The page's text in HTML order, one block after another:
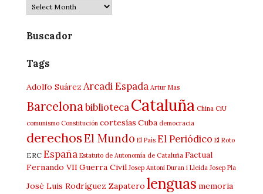
Buscador
Tags
Adolfo Suárez Arcadi Espada Artur Mas
BarcelonabibliotecaCataluña China CiU
comunismo Constitución cortesías Cuba democracia
derechosEl Mundo El País El Periódico El Roto
ERC España Estatuto de Autonomía de Cataluña Factual
Fernando VII Guerra Civil Josep Antoni Duran i Lleida Josep Pla
José Luis Rodríguez Zapatero lenguas memoria